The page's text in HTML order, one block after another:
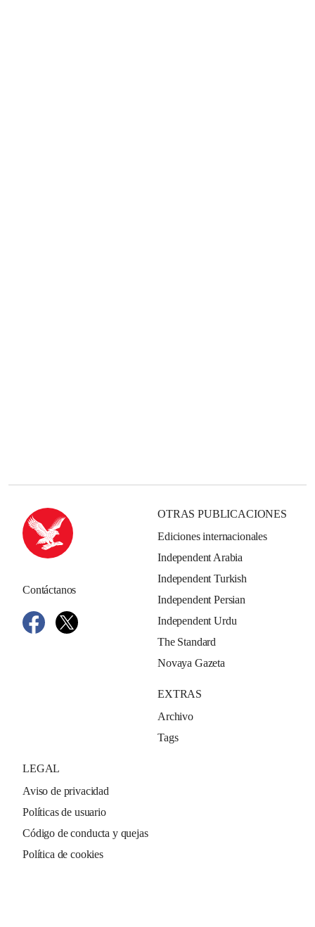
Contáctanos
OTRAS PUBLICACIONES
Ediciones internacionales
Independent Arabia
Independent Turkish
Independent Persian
Independent Urdu
The Standard
Novaya Gazeta
EXTRAS
Archivo
Tags
LEGAL
Aviso de privacidad
Políticas de usuario
Código de conducta y quejas
Política de cookies